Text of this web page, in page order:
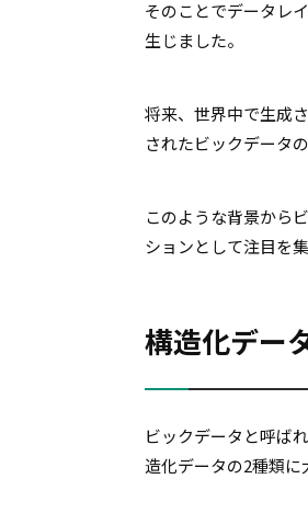
そのことでデータレ
生じました。
将来、世界中で生成
されたビックデータ
このような背景から
ションとして注目を
構造化デー
ビックデータと呼ば
造化データの2種類